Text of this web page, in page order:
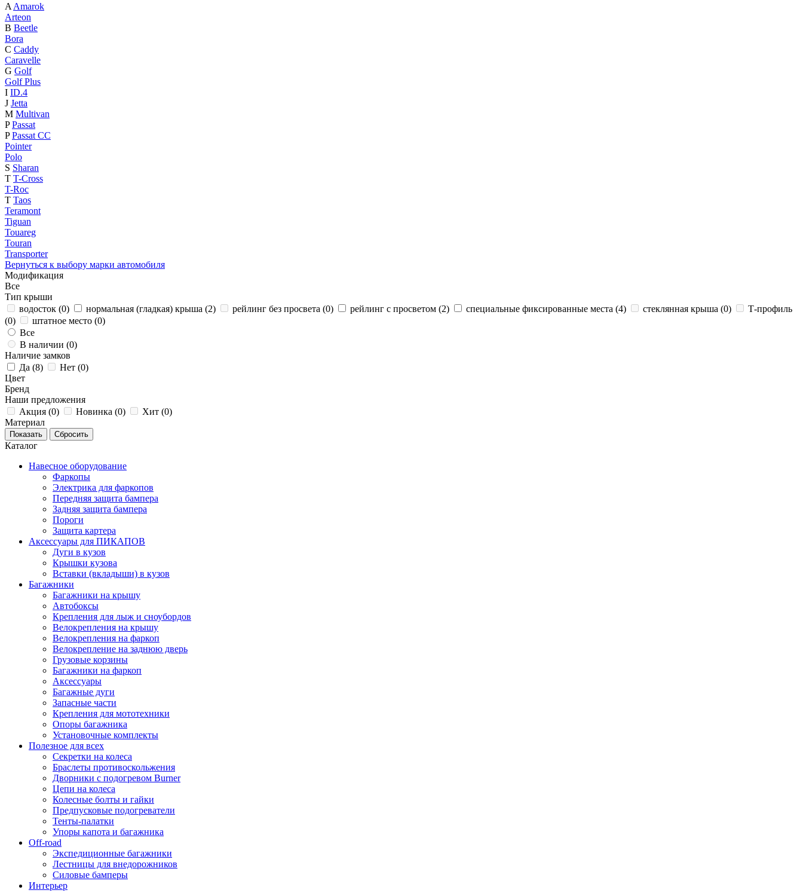
A Amarok
Arteon
B Beetle
Bora
C Caddy
Caravelle
G Golf
Golf Plus
I ID.4
J Jetta
M Multivan
P Passat
P Passat CC
Pointer
Polo
S Sharan
T T-Cross
T-Roc
T Taos
Teramont
Tiguan
Touareg
Touran
Transporter
Вернуться к выбору марки автомобиля
Модификация
Все
Тип крыши
водосток (0) нормальная (гладкая) крыша (2) рейлинг без просвета (0) рейлинг с просветом (2) специальные фиксированные места (4) стеклянная крыша (0)
Т-профиль
(0) штатное место (0)
Все
В наличии (0)
Наличие замков
Да (8) Нет (0)
Цвет
Бренд
Наши предложения
Акция (0) Новинка (0) Хит (0)
Материал
Каталог
Навесное оборудование
Фаркопы
Электрика для фаркопов
Передняя защита бампера
Задняя защита бампера
Пороги
Защита картера
Аксессуары для ПИКАПОВ
Дуги в кузов
Крышки кузова
Вставки (вкладыши) в кузов
Багажники
Багажники на крышу
Автобоксы
Крепления для лыж и сноубордов
Велокрепления на крышу
Велокрепления на фаркоп
Велокрепление на заднюю дверь
Грузовые корзины
Багажники на фаркоп
Аксессуары
Багажные дуги
Запасные части
Крепления для мототехники
Опоры багажника
Установочные комплекты
Полезное для всех
Секретки на колеса
Браслеты противоскольжения
Дворники с подогревом Burner
Цепи на колеса
Колесные болты и гайки
Предпусковые подогреватели
Тенты-палатки
Упоры капота и багажника
Off-road
Экспедиционные багажники
Лестницы для внедорожников
Силовые бамперы
Интерьер